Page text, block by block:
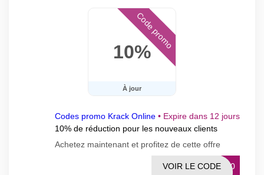
10%
À jour
Code promo
Codes promo Krack Online • Expire dans 12 jours
10% de réduction pour les nouveaux clients
Achetez maintenant et profitez de cette offre
DA10
VOIR LE CODE